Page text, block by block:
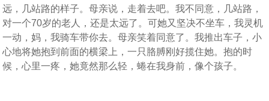
远，几站路的样子。母亲说，走着去吧。我不同意，几站路，
对一个70岁的老人，还是太远了。可她又坚决不坐车，我灵机
一动，妈，我骑车带你去。母亲笑着同意了。我推出车子，小
心地将她抱到前面的横梁上，一只胳膊刚好揽住她。抱的时
候，心里一疼，她竟然那么轻，蜷在我身前，像个孩子。